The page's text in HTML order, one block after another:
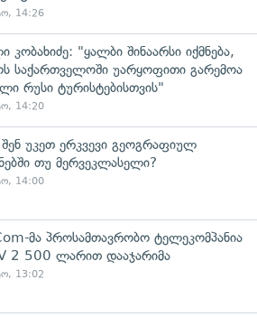
14:26
კობახიძე: "ყალბი შინაარსი იქმნება,
საქართველოში უარყოფითი გარემოა
რუსი ტურისტებისთვის"
14:20
შენ უკეთ ერკვევი გეოგრაფიულ
თუ მერვეკლასელი?
14:00
მა პროსამთავრობო ტელეკომპანია
2 500 ლარით დააჯარიმა
13:02